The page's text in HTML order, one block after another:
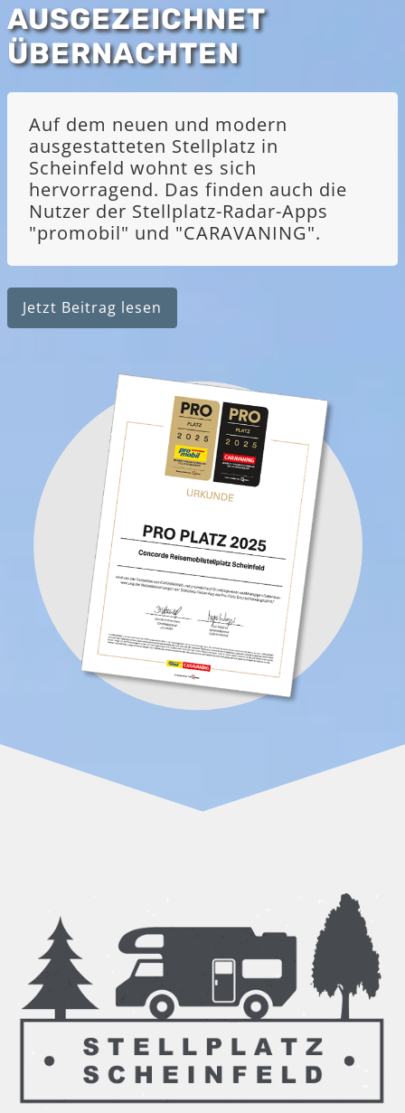
AUSGEZEICHNET
ÜBERNACHTEN
Auf dem neuen und modern
ausgestatteten Stellplatz in
Scheinfeld wohnt es sich
hervorragend. Das finden auch die
Nutzer der Stellplatz-Radar-Apps
"promobil" und "CARAVANING".
Jetzt Beitrag lesen